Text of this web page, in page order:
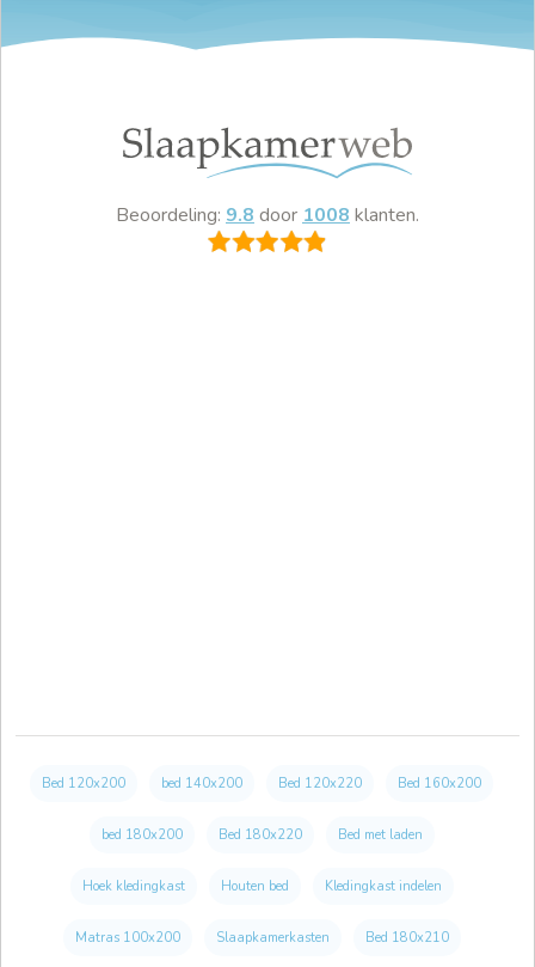
Beoordeling: 9.8 door 1008 klanten.
Bed 120x200 bed 140x200 Bed 120x220 Bed 160x200
bed 180x200 Bed 180x220 Bed met laden
Hoek kledingkast Houten bed Kledingkast indelen
Matras 100x200 Slaapkamerkasten Bed 180x210